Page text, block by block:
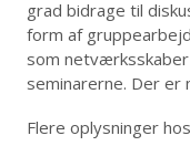
grad bidrage til
form af
som netværksskaber
seminarerne. Der er
Flere oplysninger hos